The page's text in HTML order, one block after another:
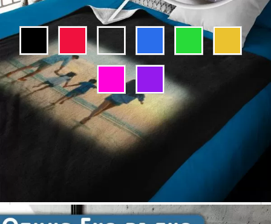
Цвят на фона :
Добавете текст за отпечатване: